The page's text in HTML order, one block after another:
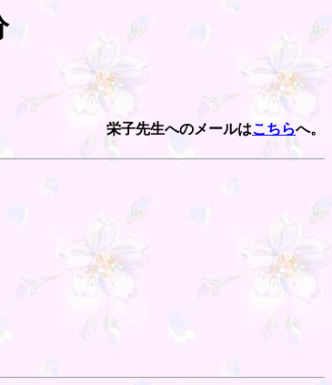
栄子先生へのメールはこちらへ。